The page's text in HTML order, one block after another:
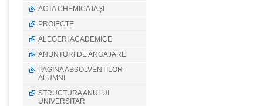
ACTA CHEMICA IAŞI
PROIECTE
ALEGERI ACADEMICE
ANUNTURI DE ANGAJARE
PAGINA ABSOLVENTILOR -
ALUMNI
STRUCTURA ANULUI
UNIVERSITAR